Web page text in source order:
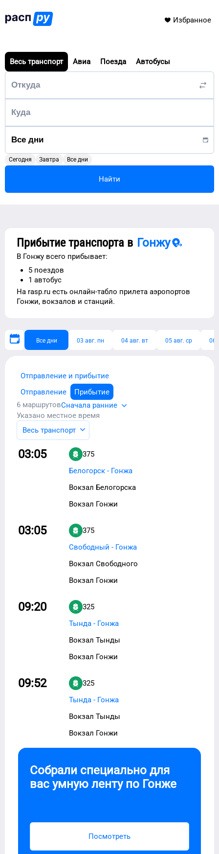
Избранное
Весь транспорт Авиа Поезда Автобусы
Сегодня Завтра Все дни
Найти
Прибытие транспорта в Гонжу
В Гонжу всего прибывает:
5 поездов
1 автобус
На rasp.ru есть онлайн-табло прилета аэропортов
Гонжи, вокзалов и станций.
Все дни 03 авг. пн 04 авг. вт 05 авг. ср 06
Отправление и прибытие
Отправление
Прибытие
6 маршрутовСначала ранние
Указано местное время
Весь транспорт
03:05
375
Белогорск - Гонжа
Вокзал Белогорска
Вокзал Гонжи
03:05
375
Свободный - Гонжа
Вокзал Свободного
Вокзал Гонжи
09:20
325
Тында - Гонжа
Вокзал Тынды
Вокзал Гонжи
09:52
325
Тында - Гонжа
Вокзал Тынды
Вокзал Гонжи
Собрали специально для
вас умную ленту по Гонже
Посмотреть